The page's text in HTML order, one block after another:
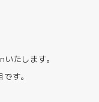
たします。
す。